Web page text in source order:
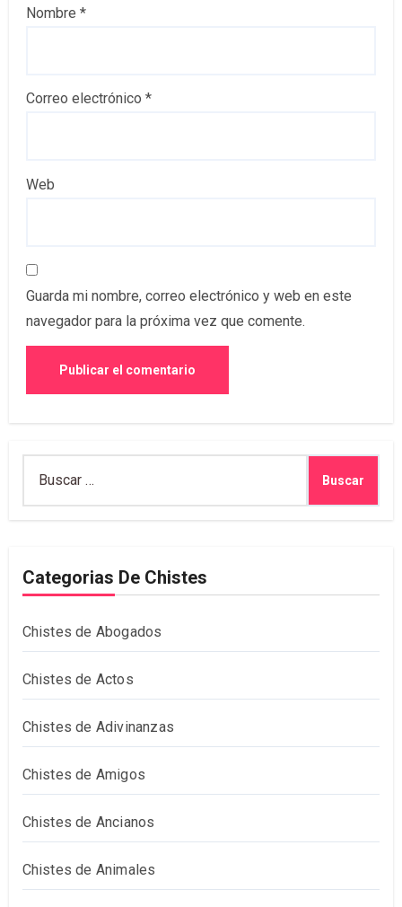
Nombre *
Correo electrónico *
Web
Guarda mi nombre, correo electrónico y web en este
navegador para la próxima vez que comente.
Categorias De Chistes
Chistes de Abogados
Chistes de Actos
Chistes de Adivinanzas
Chistes de Amigos
Chistes de Ancianos
Chistes de Animales